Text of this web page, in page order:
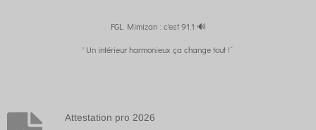
FGL Mimizan : c'est 91.1 🔊
' Un intérieur harmonieux ça change tout !´
Attestation pro 2026